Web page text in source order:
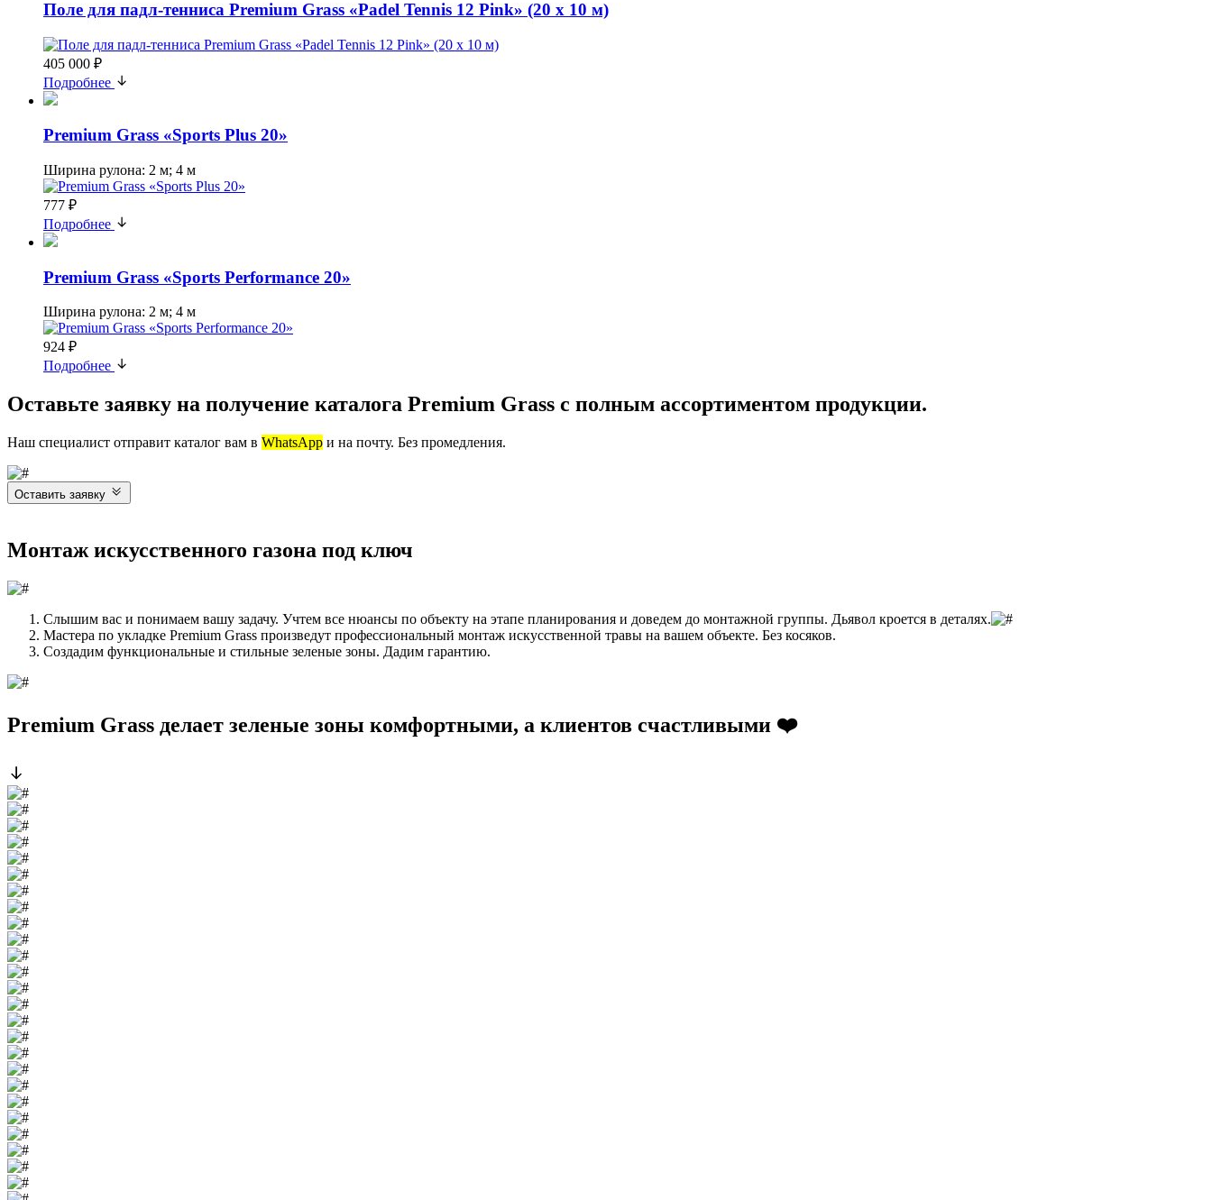
Поле для падл-тенниса Premium Grass «Padel Tennis 12 Pink» (20 х 10 м)
405 000 ₽
Подробнее
Premium Grass «Sports Plus 20»
Ширина рулона: 2 м; 4 м
777 ₽
Подробнее
Premium Grass «Sports Performance 20»
Ширина рулона: 2 м; 4 м
924 ₽
Подробнее
Оставьте заявку на получение каталога Premium Grass с полным ассортиментом продукции.
Наш специалист отправит каталог вам в WhatsApp и на почту. Без промедления.
Оставить заявку
Монтаж искусственного газона под ключ
Слышим вас и понимаем вашу задачу. Учтем все нюансы по объекту на этапе планирования и доведем до монтажной группы. Дьявол кроется в деталях.
Мастера по укладке Premium Grass произведут профессиональный монтаж искусственной травы на вашем объекте. Без косяков.
Создадим функциональные и стильные зеленые зоны. Дадим гарантию.
Premium Grass делает зеленые зоны комфортными, а клиентов счастливыми ❤️